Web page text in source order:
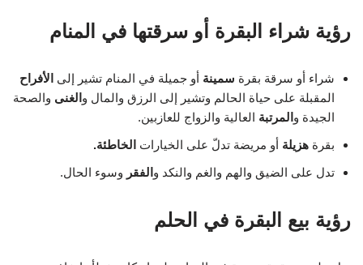
رؤية شراء البقرة أو سرقتها في المنام
شراء أو سرقة بقرة سمينة أو جميلة في المنام تشير إلى الأفراح
المقبلة على حياة الحالم وتشير إلى الرزق والمال و الغنى والصحة
الجيدة و المرتبة العالية والزواج للعازبين.
بقرة هزيلة أو مريضة تدلّ على الخيارات الخاطئة.
تدل على الضيق والهم والغم والنكد و الفقر وسوء الحال.
رؤية بيع البقرة في الحلم